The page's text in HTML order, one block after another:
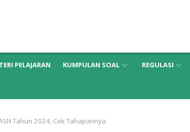
PELAJARAN KUMPULAN SOAL REGULASI
Tahun 2024, Cek Tahapannya